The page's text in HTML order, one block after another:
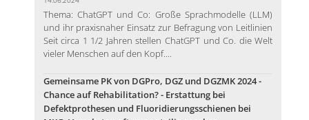
Thema: ChatGPT und Co: Große Sprachmodelle (LLM)
und ihr praxisnaher Einsatz zur Befragung von Leitlinien
Seit circa 1 1/2 Jahren stellen ChatGPT und Co. die Welt
vieler Menschen auf den Kopf....
Gemeinsame PK von DGPro, DGZ und DGZMK 2024 -
Chance auf Rehabilitation? - Erstattung bei
Defektprothesen und Fluoridierungsschienen bei